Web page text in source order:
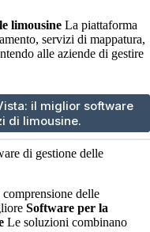
limousine La piattaforma
servizi di mappatura,
alle aziende di gestire
il miglior software
di limousine.
di gestione delle
delle
Software per la
Le soluzioni combinano